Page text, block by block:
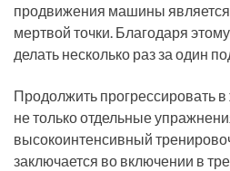
продвижения машины является
мертвой точки. Благодаря
делать несколько раз за один
Продолжить прогрессировать
не только отдельные
высокоинтенсивный
заключается во включении в